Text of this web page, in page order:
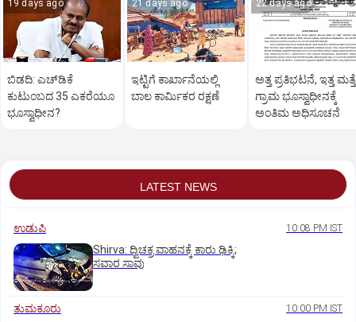
19 days ago
ಬಿಡದಿ: ಎಚ್‌ಡಿಕೆ
ಕುಟುಂಬದ 35 ಎಕರೆಯೂ
ಭೂಸ್ವಾಧೀನ?
21 days ago
ಇಟ್ಟಿಗೆ ಕಾರ್ಖಾನೆಯಲ್ಲಿ
ಬಾಲ ಕಾರ್ಮಿಕರ ರಕ್ಷಣೆ
22 days ago
ಅತ್ತ ಪ್ರತಿಭಟನೆ, ಇತ್ತ
ಗ್ರಾಮ ಭೂಸ್ವಾಧೀನಕ್ಕೆ
ಅಂತಿಮ ಅಧಿಸೂಚನೆ
LATEST NEWS
ಉಡುಪಿ 10:08 PM IST
Shirva: ದ್ವಿಚಕ್ರ ವಾಹನಕ್ಕೆ ಕಾರು ಢಿಕ್ಕಿ;
ಸವಾರ ಸಾವು
ತುಮಕೂರು 10:00 PM IST